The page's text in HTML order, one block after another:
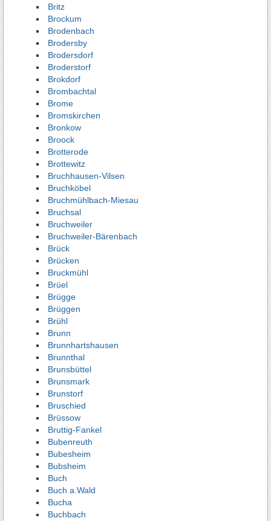
Britz
Brockum
Brodenbach
Brodersby
Brodersdorf
Broderstorf
Brokdorf
Brombachtal
Brome
Bromskirchen
Bronkow
Broock
Brotterode
Brottewitz
Bruchhausen-Vilsen
Bruchköbel
Bruchmühlbach-Miesau
Bruchsal
Bruchweiler
Bruchweiler-Bärenbach
Brück
Brücken
Bruckmühl
Brüel
Brügge
Brüggen
Brühl
Brunn
Brunnhartshausen
Brunnthal
Brunsbüttel
Brunsmark
Brunstorf
Bruschied
Brüssow
Bruttig-Fankel
Bubenreuth
Bubesheim
Bubsheim
Buch
Buch a.Wald
Bucha
Buchbach